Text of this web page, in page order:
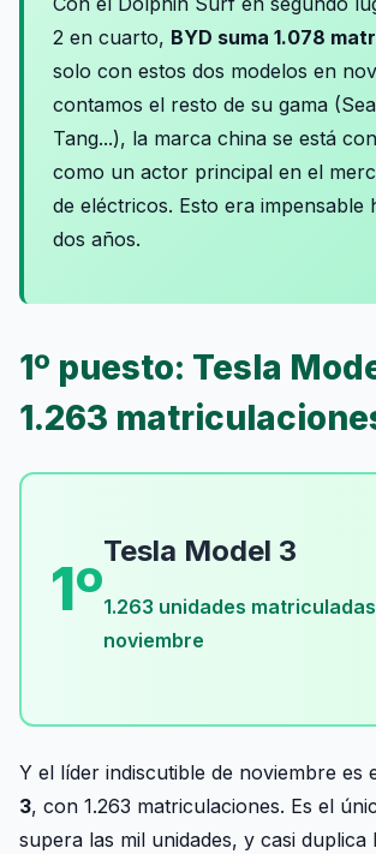
2 en cuarto, BYD suma 1.078
solo con estos dos modelos en
contamos el resto de su gama
Tang...), la marca china se está
como un actor principal en el
de eléctricos. Esto era impensable
dos años.
1º puesto: Tesla
1.263
1º
Tesla Model 3
1.263 unidades
noviembre
Y el líder indiscutible de noviembre es
3, con 1.263 matriculaciones. Es el
supera las mil unidades, y casi duplica